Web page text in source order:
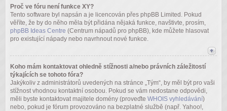
Proč ve fóru není funkce XY?
Tento software byl napsán a je licencován přes phpBB Limited. Pokud
věříte, že by do něho měla být přidána nějaká funkce, navštivte, prosím,
phpBB Ideas Centre (Centrum nápadů pro phpBB), kde můžete hlasovat
pro existující nápady nebo navrhnout nové funkce.
Koho mám kontaktovat ohledně stížnosti a/nebo právních záležitostí
týkajících se tohoto fóra?
Jakýkoliv z administrátorů uvedených na stránce „Tým“, by měl být pro vaši
stížnost vhodnou kontaktní osobou. Pokud se vám nedostane odpovědi,
měli byste kontaktovat majitele domény (proveďte WHOIS vyhledávání)
nebo, pokud je fórum provozováno na bezplatné službě (např. Yahoo!,